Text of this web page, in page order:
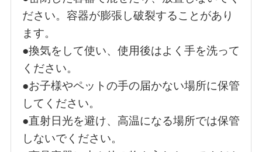
ださい。容器が膨張し破裂することがあり
ます。
●換気をして使い、使用後はよく手を洗って
ください。
●お子様やペットの手の届かない場所に保管
してください。
●直射日光を避け、高温になる場所では保管
しないでください。